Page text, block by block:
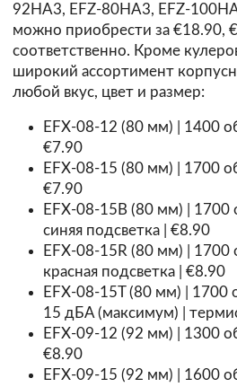
92HA3, EFZ-80HA3, EFZ-
можно приобрести за €18.90,
соответственно. Кроме
широкий ассортимент
любой вкус, цвет и размер:
EFX-08-12 (80 мм) | 1400
€7.90
EFX-08-15 (80 мм) | 1700
€7.90
EFX-08-15B (80 мм) | 1700
синяя подсветка | €8.90
EFX-08-15R (80 мм) | 1700
красная подсветка | €8.90
EFX-08-15T (80 мм) | 1700
15 дБА (максимум) |
EFX-09-12 (92 мм) | 1300
€8.90
EFX-09-15 (92 мм) | 1600